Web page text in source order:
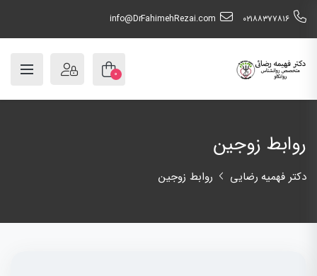
٠٢١٨٨٣٧٧٨١٦ info@DrFahimehRezai.com
۰
روابط زوجین
دکتر فهمیه رضایی روابط زوجین